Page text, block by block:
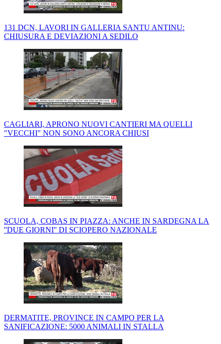
131 DCN, LAVORI IN GALLERIA SANTU ANTINU:
CHIUSURA E DEVIAZIONI A SEDILO
CAGLIARI, APRONO NUOVI CANTIERI MA QUELLI
"VECCHI" NON SONO ANCORA CHIUSI
SCUOLA, COBAS IN PIAZZA: ANCHE IN SARDEGNA LA
''DUE GIORNI'' DI SCIOPERO NAZIONALE
DERMATITE, PROVINCE IN CAMPO PER LA
SANIFICAZIONE: 5000 ANIMALI IN STALLA